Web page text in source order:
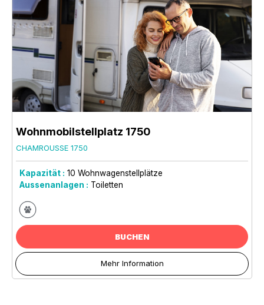
Wohnmobilstellplatz 1750
CHAMROUSSE 1750
Kapazität : 10 Wohnwagenstellplätze
Aussenanlagen : Toiletten
BUCHEN
Mehr Information